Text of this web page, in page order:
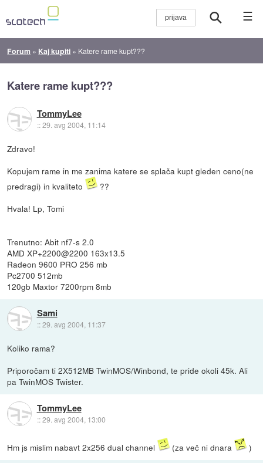
☰
Forum » Kaj kupiti » Katere rame kupt???
Katere rame kupt???
TommyLee
::29. avg 2004, 11:14
Zdravo!
Kopujem rame in me zanima katere se splača kupt gleden ceno(ne
predragi) in kvaliteto
??
Hvala! Lp, Tomi
Trenutno: Abit nf7-s 2.0
AMD XP+2200@2200 163x13.5
Radeon 9600 PRO 256 mb
Pc2700 512mb
120gb Maxtor 7200rpm 8mb
Sami
::29. avg 2004, 11:37
Koliko rama?
Priporočam ti 2X512MB TwinMOS/Winbond, te pride okoli 45k. Ali
pa TwinMOS Twister.
TommyLee
::29. avg 2004, 13:00
Hm js mislim nabavt 2x256 dual channel (za več ni dnara )